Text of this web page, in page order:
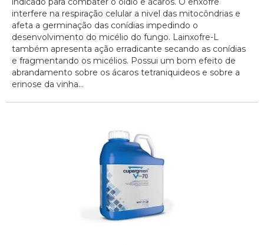
interfere na respiração celular a nivel das mitocôndrias e
afeta a germinação das conídias impedindo o
desenvolvimento do micélio do fungo. Lainxofre-L
também apresenta ação erradicante secando as conídias
e fragmentando os micélios. Possui um bom efeito de
abrandamento sobre os ácaros tetraniquideos e sobre a
erinose da vinha...